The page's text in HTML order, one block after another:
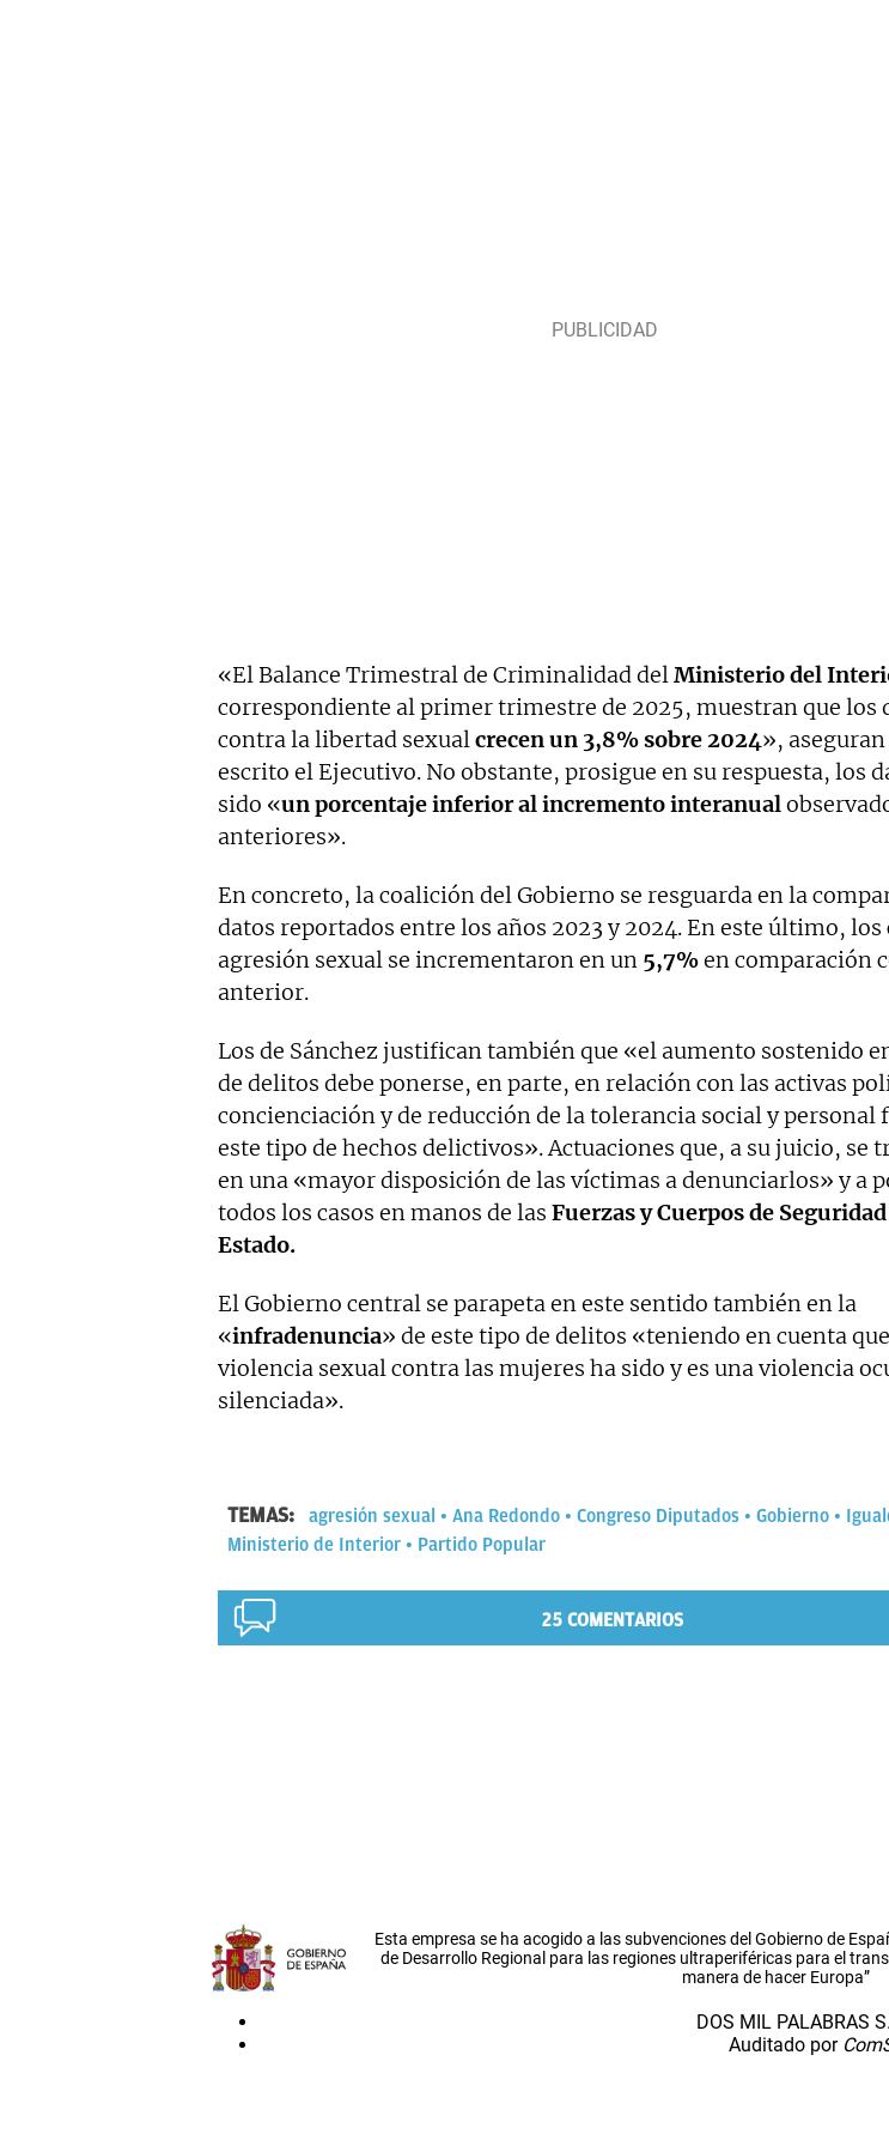
«El Balance Trimestral de Criminalidad delMinisterio del
correspondiente al primer trimestre de 2025, muestran que los
contra la libertad sexualcrecen un 3,8% sobre 2024»,
escrito el Ejecutivo. No obstante, prosigue en su respuesta, los
sido «un porcentaje inferior al incremento interanual
anteriores».
En concreto, la coalición del Gobierno se resguarda en la
datos reportados entre los años 2023 y 2024. En este último, los
agresión sexual se incrementaron en un 5,7%en comparación
anterior.
Los de Sánchez justifican también que «el aumento sostenido
de delitos debe ponerse, en parte, en relación con las activas
concienciación y de reducción de la tolerancia social y personal
este tipo de hechos delictivos». Actuaciones que, a su juicio, se
en una «mayor disposición de las víctimas a denunciarlos» y a
todos los casos en manos de las Fuerzas y Cuerpos de
Estado.
El Gobierno central se parapeta en este sentido también en la
«infradenuncia» de este tipo de delitos «teniendo en cuenta
violencia sexual contra las mujeres ha sido y es una violencia
silenciada».
TEMAS: agresión sexual Ana Redondo Congreso Diputados Gobierno
Ministerio de Interior
Partido Popular
25COMENTARIOS
Esta empresa se ha acogido a las subvenciones del Gobierno de
de Desarrollo Regional para las regiones ultraperiféricas para el
manera de hacer Europa”
DOS MIL PALABRAS
Auditado por